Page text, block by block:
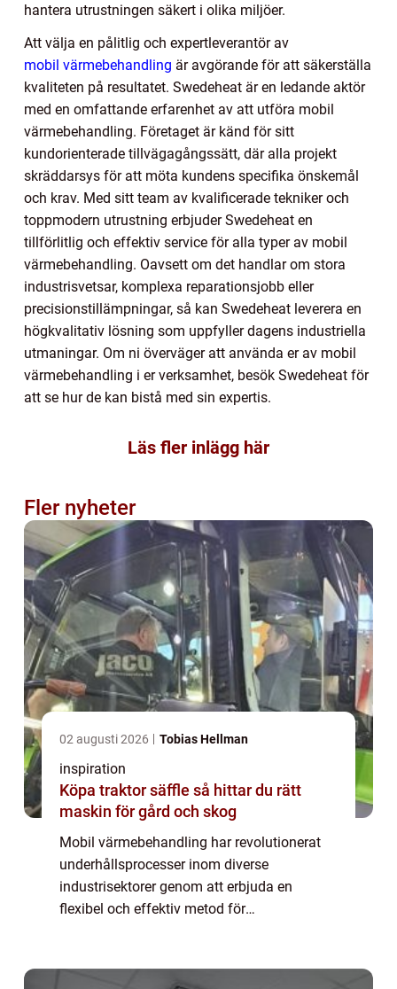
hantera utrustningen säkert i olika miljöer.
Att välja en pålitlig och expertleverantör av
mobil värmebehandling är avgörande för att säkerställa
kvaliteten på resultatet. Swedeheat är en ledande aktör
med en omfattande erfarenhet av att utföra mobil
värmebehandling. Företaget är känd för sitt
kundorienterade tillvägagångssätt, där alla projekt
skräddarsys för att möta kundens specifika önskemål
och krav. Med sitt team av kvalificerade tekniker och
toppmodern utrustning erbjuder Swedeheat en
tillförlitlig och effektiv service för alla typer av mobil
värmebehandling. Oavsett om det handlar om stora
industrisvetsar, komplexa reparationsjobb eller
precisionstillämpningar, så kan Swedeheat leverera en
högkvalitativ lösning som uppfyller dagens industriella
utmaningar. Om ni överväger att använda er av mobil
värmebehandling i er verksamhet, besök Swedeheat för
att se hur de kan bistå med sin expertis.
Läs fler inlägg här
Fler nyheter
02 augusti 2026 Tobias Hellman
inspiration
Köpa traktor säffle så hittar du rätt
maskin för gård och skog
Mobil värmebehandling har revolutionerat
underhållsprocesser inom diverse
industrisektorer genom att erbjuda en
flexibel och effektiv metod för
vä...